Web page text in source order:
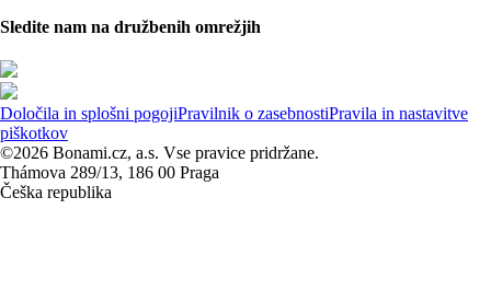
Sledite nam na družbenih omrežjih
Določila in splošni pogojiPravilnik o zasebnostiPravila in nastavitve
piškotkov
©2026 Bonami.cz, a.s. Vse pravice pridržane.
Thámova 289/13, 186 00 Praga
Češka republika